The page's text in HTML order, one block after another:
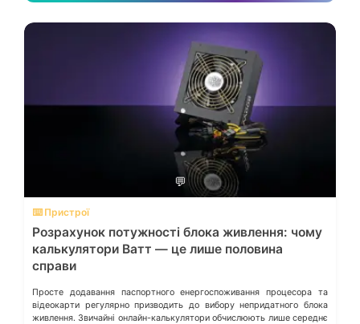
💬
⌨️ Пристрої
Розрахунок потужності блока живлення: чому
калькулятори Ватт — це лише половина
справи
Просте додавання паспортного енергоспоживання процесора та
відеокарти регулярно призводить до вибору непридатного блока
живлення. Звичайні онлайн-калькулятори обчислюють лише середнє